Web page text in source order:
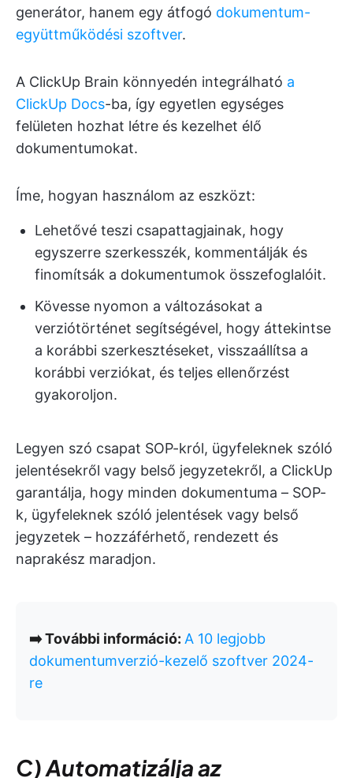
generátor, hanem egy átfogó dokumentum-
együttműködési szoftver.
A ClickUp Brain könnyedén integrálható a
ClickUp Docs-ba, így egyetlen egységes
felületen hozhat létre és kezelhet élő
dokumentumokat.
Íme, hogyan használom az eszközt:
Lehetővé teszi csapattagjainak, hogy
egyszerre szerkesszék, kommentálják és
finomítsák a dokumentumok összefoglalóit.
Kövesse nyomon a változásokat a
verziótörténet segítségével, hogy áttekintse
a korábbi szerkesztéseket, visszaállítsa a
korábbi verziókat, és teljes ellenőrzést
gyakoroljon.
Legyen szó csapat SOP-król, ügyfeleknek szóló
jelentésekről vagy belső jegyzetekről, a ClickUp
garantálja, hogy minden dokumentuma – SOP-
k, ügyfeleknek szóló jelentések vagy belső
jegyzetek – hozzáférhető, rendezett és
naprakész maradjon.
➡️ További információ: A 10 legjobb
dokumentumverzió-kezelő szoftver 2024-
re
C) Automatizálja az